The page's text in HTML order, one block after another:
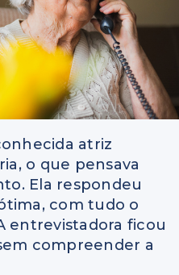
atriz
o que pensava
Ela respondeu
com tudo o
entrevistadora ficou
compreender a